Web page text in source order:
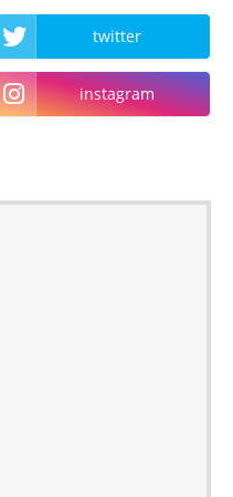
twitter
instagram